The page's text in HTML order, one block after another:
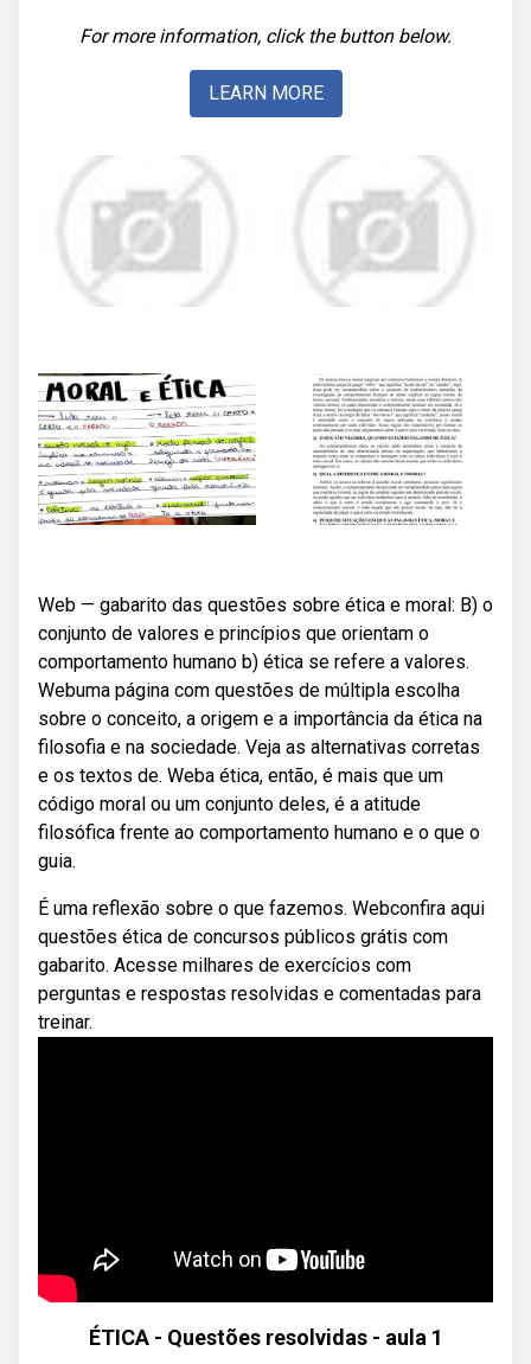
For more information, click the button below.
LEARN MORE
Web — gabarito das questões sobre ética e moral: B) o
conjunto de valores e princípios que orientam o
comportamento humano b) ética se refere a valores.
Webuma página com questões de múltipla escolha
sobre o conceito, a origem e a importância da ética na
filosofia e na sociedade. Veja as alternativas corretas
e os textos de. Weba ética, então, é mais que um
código moral ou um conjunto deles, é a atitude
filosófica frente ao comportamento humano e o que o
guia.
É uma reflexão sobre o que fazemos. Webconfira aqui
questões ética de concursos públicos grátis com
gabarito. Acesse milhares de exercícios com
perguntas e respostas resolvidas e comentadas para
treinar.
ÉTICA - Questões resolvidas - aula 1